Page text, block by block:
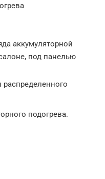
аккумуляторной
под панелью
подогрева.